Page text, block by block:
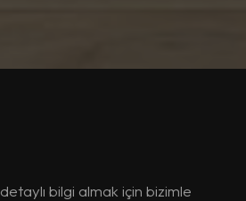
bilgi almak için bizimle